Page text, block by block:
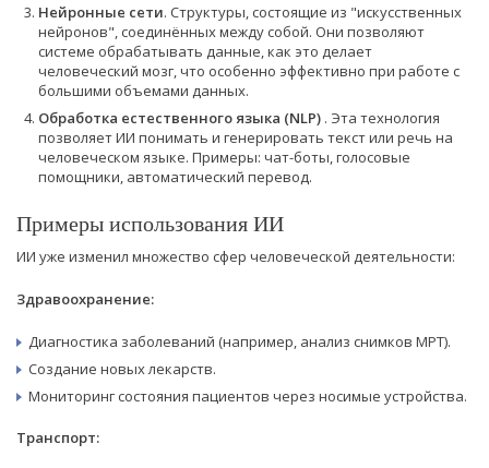
Нейронные сети. Структуры, состоящие из "искусственных
нейронов", соединённых между собой. Они позволяют
системе обрабатывать данные, как это делает
человеческий мозг, что особенно эффективно при работе с
большими объемами данных.
Обработка естественного языка (NLP) . Эта технология
позволяет ИИ понимать и генерировать текст или речь на
человеческом языке. Примеры: чат-боты, голосовые
помощники, автоматический перевод.
Примеры использования ИИ
ИИ уже изменил множество сфер человеческой деятельности:
Здравоохранение:
Диагностика заболеваний (например, анализ снимков МРТ).
Создание новых лекарств.
Мониторинг состояния пациентов через носимые устройства.
Транспорт: